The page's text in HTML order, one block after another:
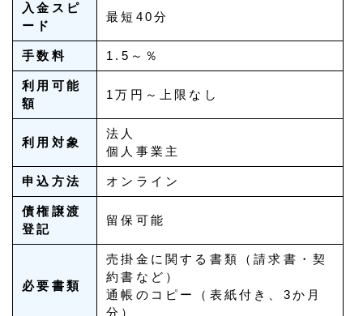
入金スピ
ード
最短40分
手数料 1.5～％
利用可能
額
1万円～上限なし
利用対象
法人
個人事業主
申込方法 オンライン
債権譲渡
登記
留保可能
必要書類
売掛金に関する書類（請求書・契
約書など）
通帳のコピー（表紙付き、3か月
分）